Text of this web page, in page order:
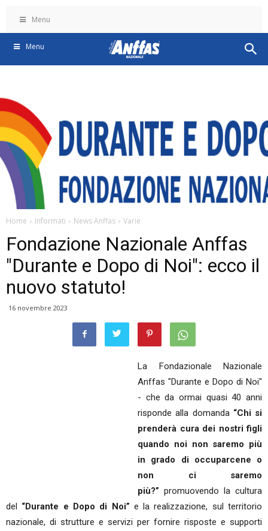
Menu
Menu
Home Informati News Anffas Varie
Fondazione Nazionale Anffas
"Durante e Dopo di Noi": ecco il
nuovo statuto!
16 novembre 2023
La Fondazionale Nazionale
Anffas "Durante e Dopo di Noi"
- che da ormai quasi 40 anni
risponde alla domanda “Chi si
prenderà cura dei nostri figli
quando noi non saremo più
in grado di occuparcene o
non ci saremo
più?” promuovendo la cultura
del “Durante e Dopo di Noi” e la realizzazione, sul territorio
nazionale, di strutture e servizi per fornire risposte e supporti